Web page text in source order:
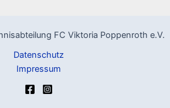
FC Viktoria Poppenroth e.V.
Datenschutz
Impressum